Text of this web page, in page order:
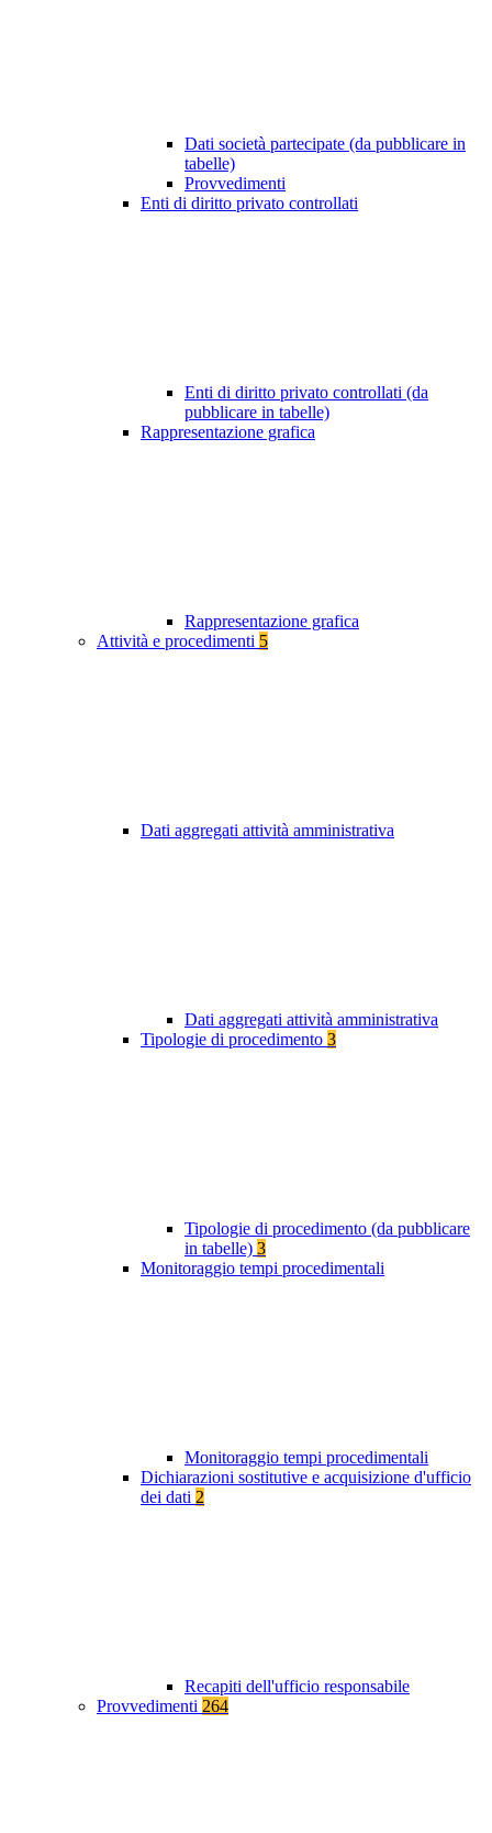
Dati società partecipate (da pubblicare in
tabelle)
Provvedimenti
Enti di diritto privato controllati
Enti di diritto privato controllati (da
pubblicare in tabelle)
Rappresentazione grafica
Rappresentazione grafica
Attività e procedimenti 5
Dati aggregati attività amministrativa
Dati aggregati attività amministrativa
Tipologie di procedimento 3
Tipologie di procedimento (da pubblicare
in tabelle) 3
Monitoraggio tempi procedimentali
Monitoraggio tempi procedimentali
Dichiarazioni sostitutive e acquisizione d'ufficio
dei dati 2
Recapiti dell'ufficio responsabile
Provvedimenti 264